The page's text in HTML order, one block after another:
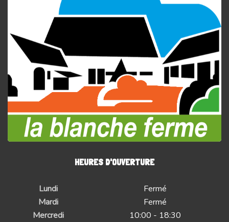
HEURES D'OUVERTURE
Lundi
Fermé
Mardi
Fermé
Mercredi
10:00 - 18:30